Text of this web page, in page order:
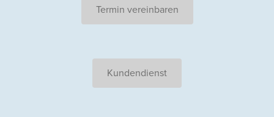
Termin vereinbaren
Kundendienst